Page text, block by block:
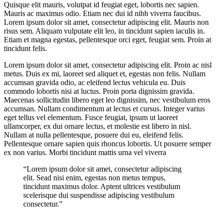
Quisque elit mauris, volutpat id feugiat eget, lobortis nec sapien.
Mauris ac maximus odio. Etiam nec dui id nibh viverra faucibus.
Lorem ipsum dolor sit amet, consectetur adipiscing elit. Mauris non
risus sem. Aliquam vulputate elit leo, in tincidunt sapien iaculis in.
Etiam et magna egestas, pellentesque orci eget, feugiat sem. Proin at
tincidunt felis.
Lorem ipsum dolor sit amet, consectetur adipiscing elit. Proin ac nisl
metus. Duis ex mi, laoreet sed aliquet et, egestas non felis. Nullam
accumsan gravida odio, ac eleifend lectus vehicula eu. Duis
commodo lobortis nisi at luctus. Proin porta dignissim gravida.
Maecenas sollicitudin libero eget leo dignissim, nec vestibulum eros
accumsan. Nullam condimentum at lectus et cursus. Integer varius
eget tellus vel elementum. Fusce feugiat, ipsum ut laoreet
ullamcorper, ex dui ornare lectus, et molestie est libero in nisl.
Nullam at nulla pellentesque, posuere dui eu, eleifend felis.
Pellentesque ornare sapien quis rhoncus lobortis. Ut posuere semper
ex non varius. Morbi tincidunt mattis urna vel viverra
“Lorem ipsum dolor sit amet, consectetur adipiscing
elit. Sead nisi enim, egestas non metus tempus,
tincidunt maximus dolor. Aptent ultrices vestibulum
scelerisque dui suspendisse adipiscing vestibulum
consectetur.”